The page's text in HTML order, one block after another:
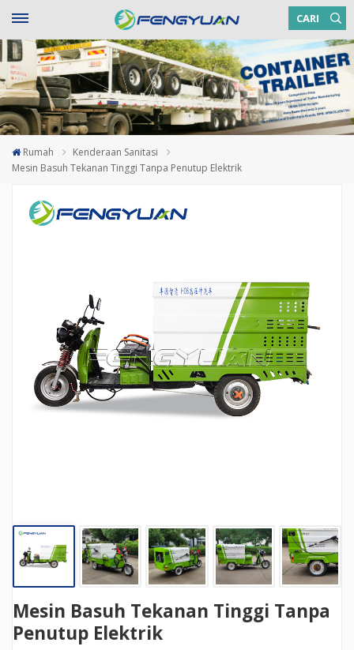
CARI
Rumah
Kenderaan Sanitasi
Mesin Basuh Tekanan Tinggi Tanpa Penutup Elektrik
Mesin Basuh Tekanan Tinggi Tanpa
Penutup Elektrik